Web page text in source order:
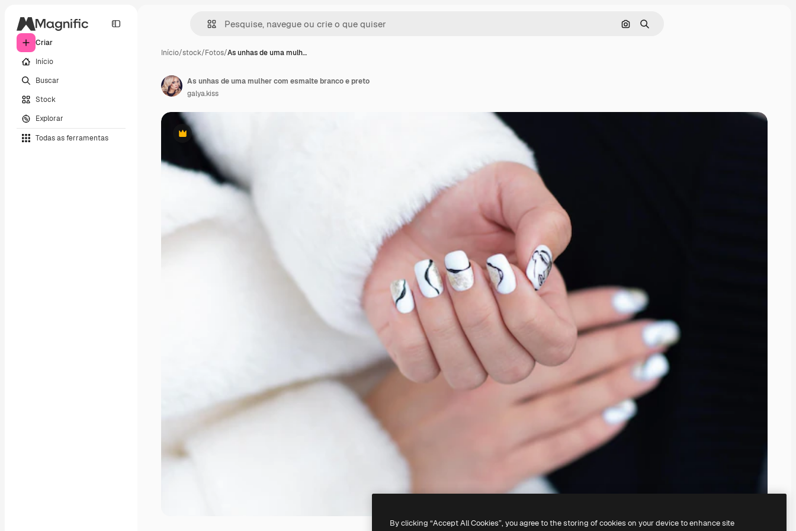
Criar
Início
Buscar
Stock
Explorar
Todas as ferramentas
Pesquisar por imagem
Buscar
Início/stock/Fotos/As unhas de uma mulh…
Premium
As unhas de uma mulher com esmalte branco e preto
galya.kiss
By clicking “Accept All Cookies”, you agree to the storing of cookies on your device to enhance site